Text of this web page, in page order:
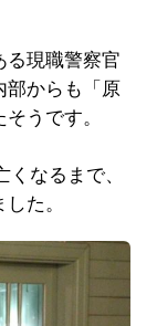
る現職警察官
部からも「原
うです。
なるまで、
た。